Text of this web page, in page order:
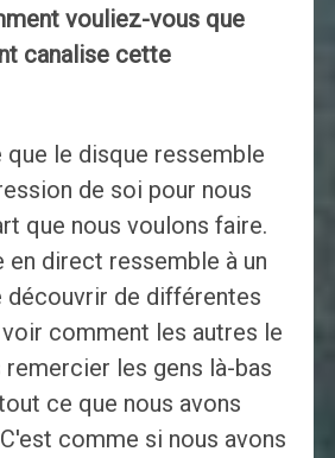
vouliez-vous que
canalise cette
le disque ressemble
de soi pour nous
que nous voulons faire.
en direct ressemble à un
découvrir de différentes
comment les autres le
les gens là-bas
ce que nous avons
comme si nous avons